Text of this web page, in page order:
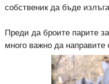
собственик да бъде
Преди да броите парите
много важно да направите